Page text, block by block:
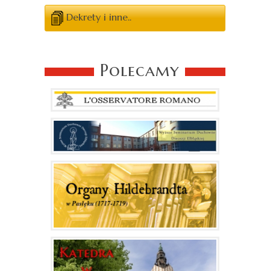
Dekrety i inne..
Polecamy